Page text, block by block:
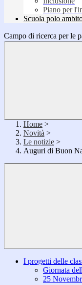
Piano per
Scuola polo
Campo di ricerca per le
Home >
Novità >
Le notizie >
Auguri di Buon
I progetti delle
Giornata
25